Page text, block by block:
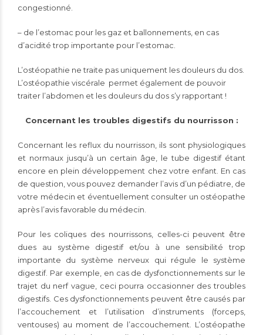
congestionné.
– de l’estomac pour les gaz et ballonnements, en cas
d’acidité trop importante pour l’estomac.
L’ostéopathie ne traite pas uniquement les douleurs du dos.
L’ostéopathie viscérale permet également de pouvoir
traiter l’abdomen et les douleurs du dos s’y rapportant !
Concernant les troubles digestifs du nourrisson :
Concernant les reflux du nourrisson, ils sont physiologiques
et normaux jusqu’à un certain âge, le tube digestif étant
encore en plein développement chez votre enfant. En cas
de question, vous pouvez demander l’avis d’un pédiatre, de
votre médecin et éventuellement consulter un ostéopathe
après l’avis favorable du médecin.
Pour les coliques des nourrissons, celles-ci peuvent être
dues au système digestif et/ou à une sensibilité trop
importante du système nerveux qui régule le système
digestif. Par exemple, en cas de dysfonctionnements sur le
trajet du nerf vague, ceci pourra occasionner des troubles
digestifs. Ces dysfonctionnements peuvent être causés par
l’accouchement et l’utilisation d’instruments (forceps,
ventouses) au moment de l’accouchement. L’ostéopathe